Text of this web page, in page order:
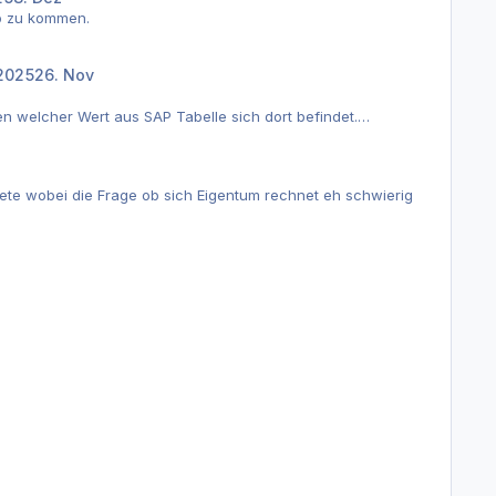
kommen.
26. Nov
welcher Wert aus SAP Tabelle sich dort befindet.
wobei die Frage ob sich Eigentum rechnet eh schwierig